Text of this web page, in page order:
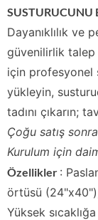
SUSTURUCUNU
Dayanıklılık ve
güvenilirlik talep
için profesyonel
yükleyin,
tadını çıkarın;
Çoğu satış
Kurulum için
Özellikler :
örtüsü
Yüksek